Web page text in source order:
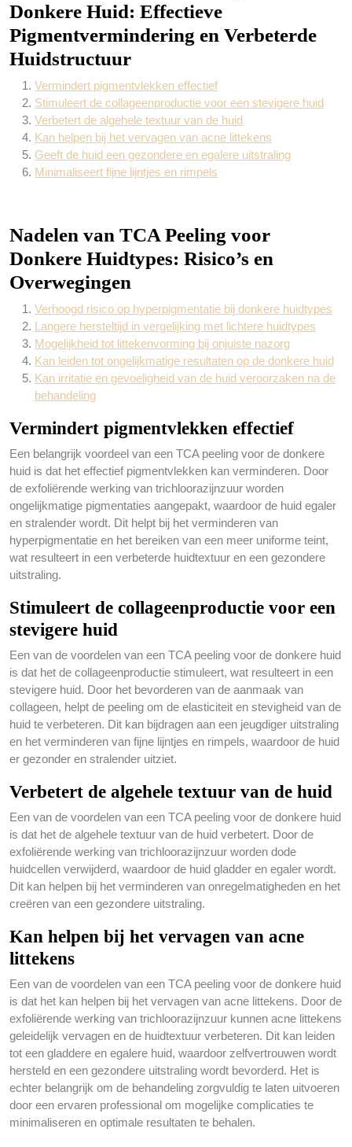
Donkere Huid: Effectieve
Pigmentvermindering en Verbeterde
Huidstructuur
Vermindert pigmentvlekken effectief
Stimuleert de collageenproductie voor een stevigere huid
Verbetert de algehele textuur van de huid
Kan helpen bij het vervagen van acne littekens
Geeft de huid een gezondere en egalere uitstraling
Minimaliseert fijne lijntjes en rimpels
Nadelen van TCA Peeling voor
Donkere Huidtypes: Risico’s en
Overwegingen
Verhoogd risico op hyperpigmentatie bij donkere huidtypes
Langere hersteltijd in vergelijking met lichtere huidtypes
Mogelijkheid tot littekenvorming bij onjuiste nazorg
Kan leiden tot ongelijkmatige resultaten op de donkere huid
Kan irritatie en gevoeligheid van de huid veroorzaken na de
behandeling
Vermindert pigmentvlekken effectief
Een belangrijk voordeel van een TCA peeling voor de donkere
huid is dat het effectief pigmentvlekken kan verminderen. Door
de exfoliërende werking van trichloorazijnzuur worden
ongelijkmatige pigmentaties aangepakt, waardoor de huid egaler
en stralender wordt. Dit helpt bij het verminderen van
hyperpigmentatie en het bereiken van een meer uniforme teint,
wat resulteert in een verbeterde huidtextuur en een gezondere
uitstraling.
Stimuleert de collageenproductie voor een
stevigere huid
Een van de voordelen van een TCA peeling voor de donkere huid
is dat het de collageenproductie stimuleert, wat resulteert in een
stevigere huid. Door het bevorderen van de aanmaak van
collageen, helpt de peeling om de elasticiteit en stevigheid van de
huid te verbeteren. Dit kan bijdragen aan een jeugdiger uitstraling
en het verminderen van fijne lijntjes en rimpels, waardoor de huid
er gezonder en stralender uitziet.
Verbetert de algehele textuur van de huid
Een van de voordelen van een TCA peeling voor de donkere huid
is dat het de algehele textuur van de huid verbetert. Door de
exfoliërende werking van trichloorazijnzuur worden dode
huidcellen verwijderd, waardoor de huid gladder en egaler wordt.
Dit kan helpen bij het verminderen van onregelmatigheden en het
creëren van een gezondere uitstraling.
Kan helpen bij het vervagen van acne
littekens
Een van de voordelen van een TCA peeling voor de donkere huid
is dat het kan helpen bij het vervagen van acne littekens. Door de
exfoliërende werking van trichloorazijnzuur kunnen acne littekens
geleidelijk vervagen en de huidtextuur verbeteren. Dit kan leiden
tot een gladdere en egalere huid, waardoor zelfvertrouwen wordt
hersteld en een gezondere uitstraling wordt bevorderd. Het is
echter belangrijk om de behandeling zorgvuldig te laten uitvoeren
door een ervaren professional om mogelijke complicaties te
minimaliseren en optimale resultaten te behalen.